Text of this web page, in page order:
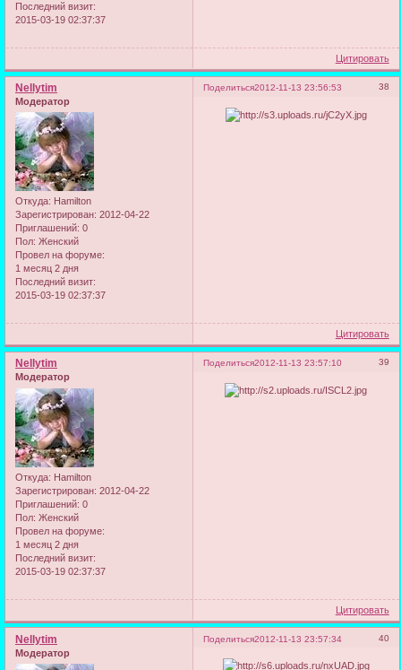
Последний визит:
2015-03-19 02:37:37
Цитировать
Поделиться 38
2012-11-13 23:56:53
Nellytim
Модератор
Откуда: Hamilton
Зарегистрирован: 2012-04-22
Приглашений: 0
Пол: Женский
Провел на форуме:
1 месяц 2 дня
Последний визит:
2015-03-19 02:37:37
Цитировать
Поделиться 39
2012-11-13 23:57:10
Nellytim
Модератор
Откуда: Hamilton
Зарегистрирован: 2012-04-22
Приглашений: 0
Пол: Женский
Провел на форуме:
1 месяц 2 дня
Последний визит:
2015-03-19 02:37:37
Цитировать
Поделиться 40
2012-11-13 23:57:34
Nellytim
Модератор